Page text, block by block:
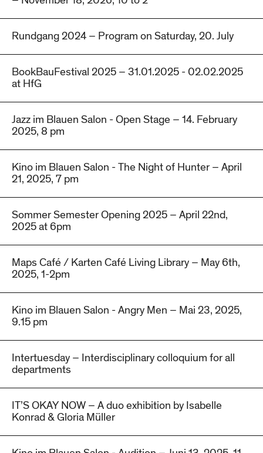
Rundgang 2024 – Program on Saturday, 20. July
BookBauFestival 2025 – 31.01.2025 - 02.02.2025
at HfG
Jazz im Blauen Salon - Open Stage – 14. February
2025, 8 pm
Kino im Blauen Salon - The Night of Hunter – April
21, 2025, 7 pm
Sommer Semester Opening 2025 – April 22nd,
2025 at 6pm
Maps Café / Karten Café Living Library – May 6th,
2025, 1-2pm
Kino im Blauen Salon - Angry Men – Mai 23, 2025,
9.15 pm
Intertuesday – Interdisciplinary colloquium for all
departments
IT’S OKAY NOW – A duo exhibition by Isabelle
Konrad & Gloria Müller